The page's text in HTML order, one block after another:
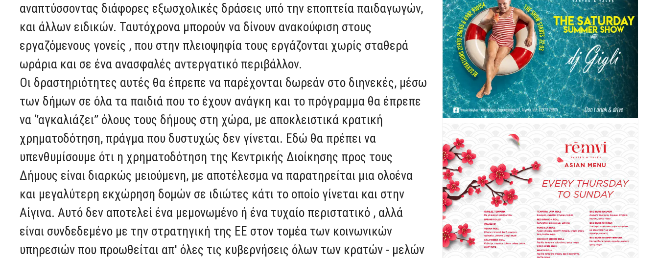
αναπτύσσοντας διάφορες εξωσχολικές δράσεις υπό την εποπτεία παιδαγωγών,
και άλλων ειδικών. Ταυτόχρονα μπορούν να δίνουν ανακούφιση στους
εργαζόμενους γονείς , που στην πλειοψηφία τους εργάζονται χωρίς σταθερά
ωράρια και σε ένα ανασφαλές αντεργατικό περιβάλλον.
Οι δραστηριότητες αυτές θα έπρεπε να παρέχονται δωρεάν στο διηνεκές, μέσω
των δήμων σε όλα τα παιδιά που το έχουν ανάγκη και το πρόγραμμα θα έπρεπε
να ‘’αγκαλιάζει’’ όλους τους δήμους στη χώρα, με αποκλειστικά κρατική
χρηματοδότηση, πράγμα που δυστυχώς δεν γίνεται. Εδώ θα πρέπει να
υπενθυμίσουμε ότι η χρηματοδότηση της Κεντρικής Διοίκησης προς τους
Δήμους είναι διαρκώς μειούμενη, με αποτέλεσμα να παρατηρείται μια ολοένα
και μεγαλύτερη εκχώρηση δομών σε ιδιώτες κάτι το οποίο γίνεται και στην
Αίγινα. Αυτό δεν αποτελεί ένα μεμονωμένο ή ένα τυχαίο περιστατικό , αλλά
είναι συνδεδεμένο με την στρατηγική της ΕΕ στον τομέα των κοινωνικών
υπηρεσιών που προωθείται απ' όλες τις κυβερνήσεις όλων των κρατών - μελών